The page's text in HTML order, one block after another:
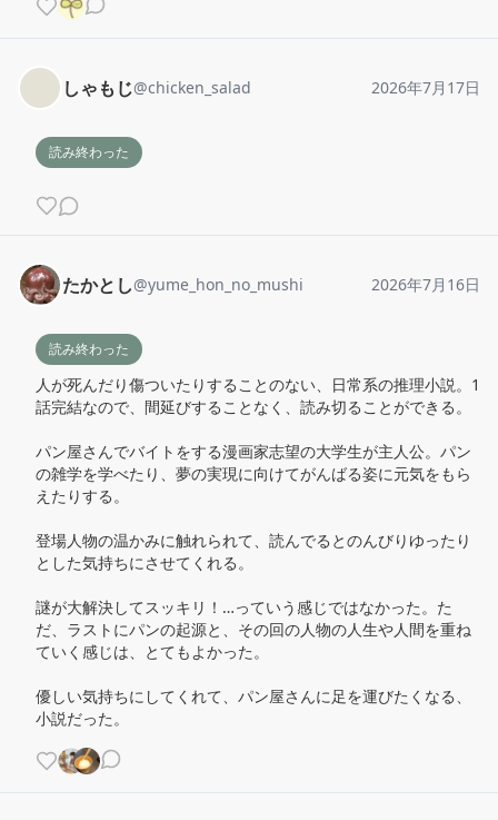
しゃもじ@chicken_salad 2026年7月17日
読み終わった
たかとし@yume_hon_no_mushi 2026年7月16日
読み終わった
人が死んだり傷ついたりすることのない、日常系の推理小説。1
話完結なので、間延びすることなく、読み切ることができる。
パン屋さんでバイトをする漫画家志望の大学生が主人公。パン
の雑学を学べたり、夢の実現に向けてがんばる姿に元気をもら
えたりする。
登場人物の温かみに触れられて、読んでるとのんびりゆったり
とした気持ちにさせてくれる。
謎が大解決してスッキリ！…っていう感じではなかった。た
だ、ラストにパンの起源と、その回の人物の人生や人間を重ね
ていく感じは、とてもよかった。
優しい気持ちにしてくれて、パン屋さんに足を運びたくなる、
小説だった。